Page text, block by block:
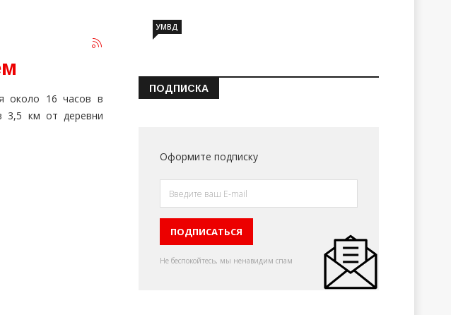
около 16 часов в
3,5 км от деревни
УМВД
ПОДПИСКА
Оформите подписку
Не беспокойтесь, мы ненавидим спам